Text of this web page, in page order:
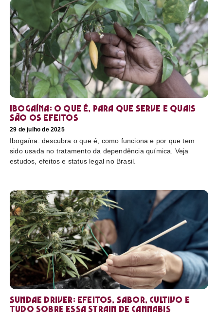
Ibogaína: o que é, para que serve e quais
são os efeitos
29 de julho de 2025
Ibogaína: descubra o que é, como funciona e por que tem
sido usada no tratamento da dependência química. Veja
estudos, efeitos e status legal no Brasil.
Sundae Driver: efeitos, sabor, cultivo e
tudo sobre essa strain de cannabis